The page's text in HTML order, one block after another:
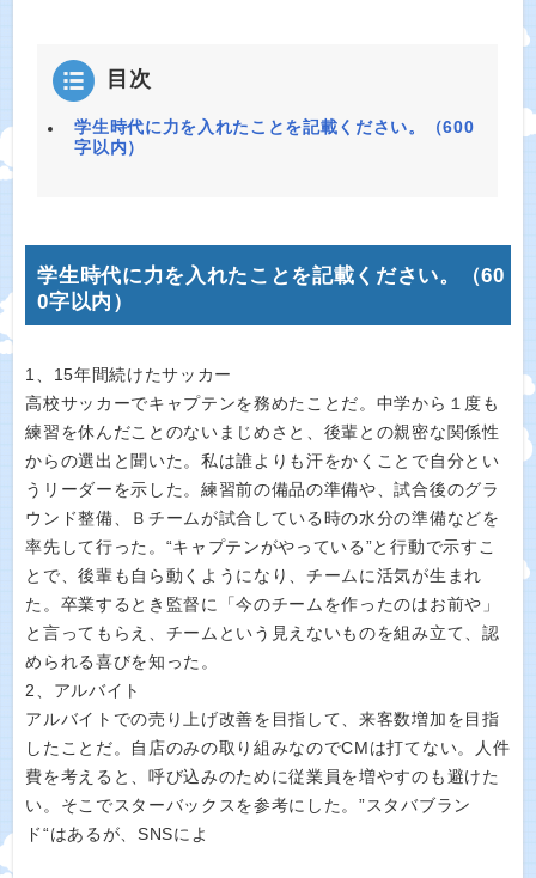
目次
学生時代に力を入れたことを記載ください。（600
字以内）
学生時代に力を入れたことを記載ください。（60
0字以内）
1、15年間続けたサッカー
高校サッカーでキャプテンを務めたことだ。中学から１度も
練習を休んだことのないまじめさと、後輩との親密な関係性
からの選出と聞いた。私は誰よりも汗をかくことで自分とい
うリーダーを示した。練習前の備品の準備や、試合後のグラ
ウンド整備、Ｂチームが試合している時の水分の準備などを
率先して行った。“キャプテンがやっている”と行動で示すこ
とで、後輩も自ら動くようになり、チームに活気が生まれ
た。卒業するとき監督に「今のチームを作ったのはお前や」
と言ってもらえ、チームという見えないものを組み立て、認
められる喜びを知った。
2、アルバイト
アルバイトでの売り上げ改善を目指して、来客数増加を目指
したことだ。自店のみの取り組みなのでCMは打てない。人件
費を考えると、呼び込みのために従業員を増やすのも避けた
い。そこでスターバックスを参考にした。”スタバブラン
ド“はあるが、SNSによ